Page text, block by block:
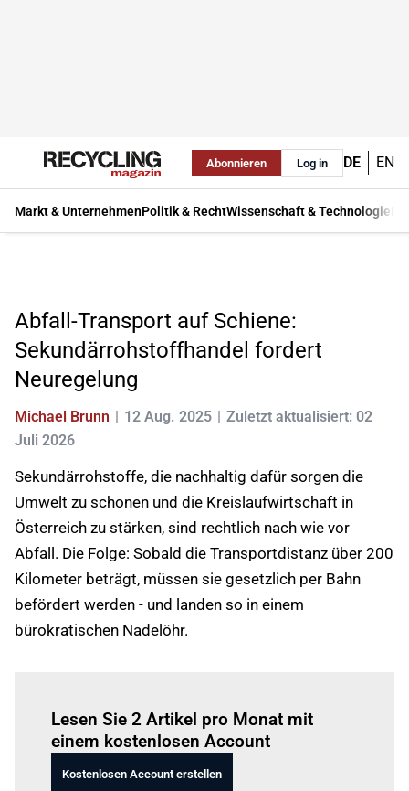
Abonnieren Log in DE EN
Markt & UnternehmenPolitik & RechtWissenschaft & Technologie
Abfall-Transport auf Schiene:
Sekundärrohstoffhandel fordert
Neuregelung
Michael Brunn 12 Aug. 2025
Zuletzt aktualisiert: 02
Juli 2026
Sekundärrohstoffe, die nachhaltig dafür sorgen die
Umwelt zu schonen und die Kreislaufwirtschaft in
Österreich zu stärken, sind rechtlich nach wie vor
Abfall. Die Folge: Sobald die Transportdistanz über 200
Kilometer beträgt, müssen sie gesetzlich per Bahn
befördert werden - und landen so in einem
bürokratischen Nadelöhr.
Lesen Sie 2 Artikel pro Monat mit
einem kostenlosen Account
Kostenlosen Account erstellen